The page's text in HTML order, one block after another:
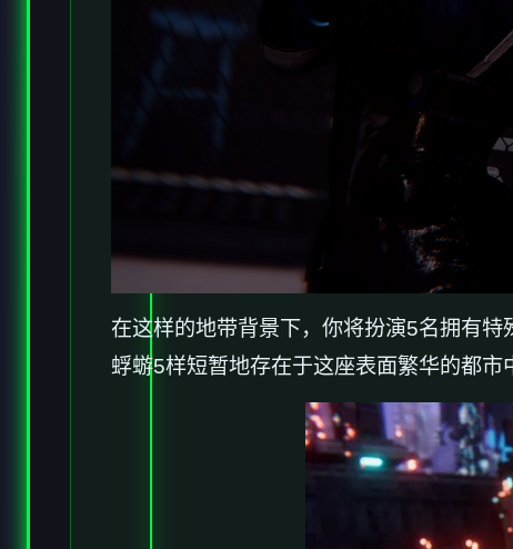
在这样的地带背景下，你将扮演5名拥有
蜉蝣5样短暂地存在于这座表面繁华的都